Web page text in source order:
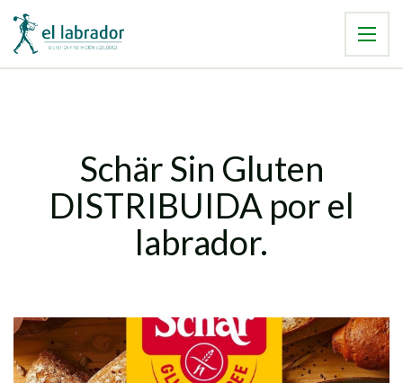
Schär Sin Gluten
DISTRIBUIDA por el
labrador.